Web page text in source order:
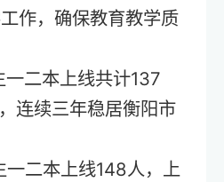
作，确保教育教学质
二本上线共计137
连续三年稳居衡阳市
二本上线148人，上